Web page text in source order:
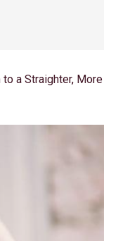
a Straighter, More